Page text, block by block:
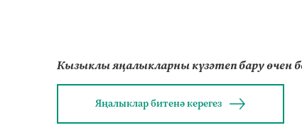
Кызыклы яңалыкларны күзәтеп бару өчен
Яңалыклар битенә керегез